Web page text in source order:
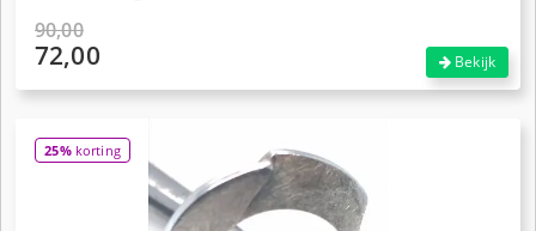
90,00
Oorspronkelijke
72,00
is:
€72,00.
Bekijk
25%korting